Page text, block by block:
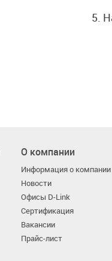
5.
О компании
Информация о компании
Новости
Офисы D-Link
Сертификация
Вакансии
Прайс-лист